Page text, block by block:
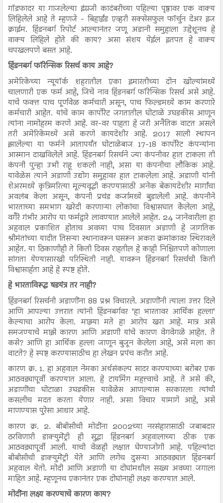
गॉडफादर या गाजलेल्या इंग्रजी कादंबरीच्या पहिल्या पृष्ठावर एक वाक्य
लिहिलेले आहे ते म्हणजे - बिहाईंड एव्हरी सक्सेसफुल फॉर्चुन देअर इज
क्राईम. हिंडनबर्ग रिपोर्ट आल्यानंतर जणू अडानी समुहाला उद्देशूनच हे
वाक्य लिहिले होते की काय? असा संशय येईल इतपत हे वाक्य
चपखलपणे बसत आहे.
हिंडनबर्ग फॉरेन्सिक रिसर्च काय आहे?
अमेरिकेच्या न्यूयॉर्क शहरातील एका इमारतीच्या दोन खोल्यांमध्ये
चालणारी एक फर्म आहे, जिचे नाव हिंडनबर्ग फॉरेन्सिक रिसर्च असे आहे.
याचे फक्त पाच पूर्णवेळ कर्मचारी असून, पाच फिल्डमध्ये काम करणारे
कर्मचारी आहेत. यांचे काम कार्पोरेट जगतातील घोटाळे उघडकीस आणून
त्यांना नामोहरम करणे आहे. वर-वर पाहता हे जरी अनैतिक वाटत असले
तरी अमेरिकेमध्ये असे करणे कायदेशीर आहे. 2017 साली स्थापन
झालेल्या या फर्मने आतापर्यंत घोटाळेबाज 17-18 कार्पोरेट कंपन्यांना
आस्मान दाखविलेले आहे. हिंडनबर्ग रिसर्चने ज्या कंपनीवर हात टाकला ती
कंपनी पुन्हा उभी राहू शकली नाही, असा या कंपनीचा लौकिक आहे.
यावेळेस त्याने अडाणी उद्योग समुहावर हात टाकलेला आहे. अडाणी यांनी
शेअरमध्ये कृत्रिमरित्या मूल्यवृद्धी करण्यासाठी अनेक बेकायदेशीर मार्गांचा
अवलंब केला असून, कंपनी प्रचंड कर्जामध्ये बुडालेली आहे. कंपनीने
भारताच्या समभाग खरेदी करणाऱ्या लोकांचा विश्वासघात केेलेला आहे,
वगैरे गंभीर आरोप या फर्मद्वारे लावण्यात आलेले आहेत. 24 जानेवारीला हा
अहवाल प्रकाशित होताच अवघ्या पाच दिवसात अडाणी हे जागतिक
श्रीमंतांच्या यादीत तिसऱ्या स्थानावरून घसरून अकरा क्रमांकावर स्थिरावले
आहेत. या ठिकाणीही ते किती दिवस राहतील हे काही निश्चितपणे कोणाला
सांगता येण्यासारखी परिस्थिती नाही. यावरून हिंडनबर्ग रिसर्चची किती
विश्वासार्हता आहे हे स्पष्ट होते.
हे भारताविरूद्ध षडयंत्र तर नाही?
हिंडनबर्ग रिसर्चनी अडाणींना 88 प्रश्न विचारले. अडाणींनी त्याला उत्तर दिले
आणि आपल्या उत्तरात त्यांनी हिंडनबर्गवर ’हा भारतावर आर्थिक हल्ला’
केल्याचा आरोप केला. माझ्या मते हा आरोप खरा आहे. मात्र असे
समजण्याचे माझे कारण आणि अडाणी यांचे कारण वेगवेगळे आहेत. ते
कसे? आणि हा आर्थिक हल्ला जाणून बुजून केलेला आहे, असे मला का
वाटते? हे स्पष्ट करण्यासाठीच हा लेखन प्रपंच करीत आहे.
कारण क्र. 1. हा अहवाल नेमका अर्थसंकल्प सादर करण्याच्या बरोबर एक
आठवड्यापूर्वी करण्यात आला. हे टायमिंग महत्त्वाचे आहे. ते असे की,
अडाणींचा घोटाळा उघडकीस यावेळेस आणल्यास सरकारला त्यांची
कसलीच मदत करता येणार नाही. असा विचार यामागे आहे, असे
माणण्यास पुरेसा आधार आहे.
कारण क्र. 2. बीबीसीची मोदींना 2002च्या नरसंहारासाठी जबाबदार
ठरविणारी डाक्युमेंट्री ही सुद्धा हिंडनबर्ग अहवालाच्या ठीक एक
आठवड्यापूर्वी आली. याची वेळही लक्षात घेण्याजोगी आहे. पहिल्यांदा
बीबीसीची डाक्युमेंट्री येते आणि लगेच दुसऱ्या आठवड्यात हिंडनबर्ग
अहवाल येतो. मोदी आणि अडाणी या दोघांमधील सख्य अवघ्या जगाला
माहित आहे. म्हणूनच एकानंतर एक दोघांनाही लक्ष्य करण्यात आले.
मोदींना लक्ष्य करण्याचे कारण काय?